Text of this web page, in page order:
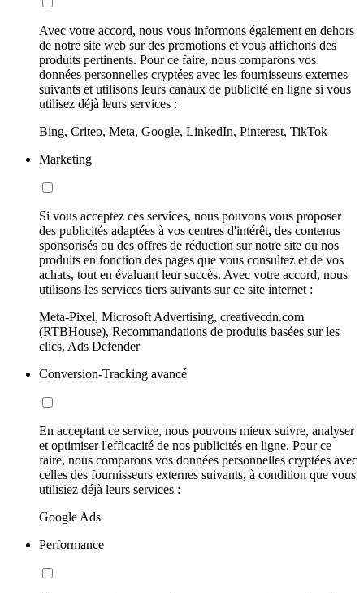
Avec votre accord, nous vous informons également en dehors
de notre site web sur des promotions et vous affichons des
produits pertinents. Pour ce faire, nous comparons vos
données personnelles cryptées avec les fournisseurs externes
suivants et utilisons leurs canaux de publicité en ligne si vous
utilisez déjà leurs services :
Bing, Criteo, Meta, Google, LinkedIn, Pinterest, TikTok
Marketing
Si vous acceptez ces services, nous pouvons vous proposer
des publicités adaptées à vos centres d'intérêt, des contenus
sponsorisés ou des offres de réduction sur notre site ou nos
produits en fonction des pages que vous consultez et de vos
achats, tout en évaluant leur succès. Avec votre accord, nous
utilisons les services tiers suivants sur ce site internet :
Meta-Pixel, Microsoft Advertising, creativecdn.com
(RTBHouse), Recommandations de produits basées sur les
clics, Ads Defender
Conversion-Tracking avancé
En acceptant ce service, nous pouvons mieux suivre, analyser
et optimiser l'efficacité de nos publicités en ligne. Pour ce
faire, nous comparons vos données personnelles cryptées avec
celles des fournisseurs externes suivants, à condition que vous
utilisiez déjà leurs services :
Google Ads
Performance